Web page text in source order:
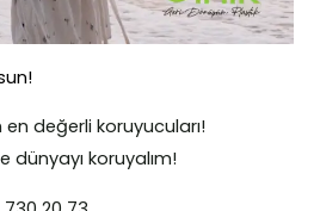
değerli koruyucuları!
dünyayı koruyalım!